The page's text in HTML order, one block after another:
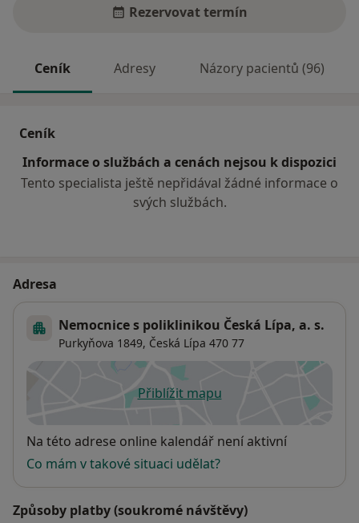
Rezervovat termín
Ceník Adresy Názory pacientů (96)
Ceník
Informace o službách a cenách nejsou k dispozici
Tento specialista ještě nepřidával žádné informace o
svých službách.
Adresa
Nemocnice s poliklinikou Česká Lípa, a. s.
Purkyňova 1849, Česká Lípa 470 77
Přiblížit mapuse otevře v nové záložce
Dostupnost
Na této adrese online kalendář není aktivní
Co mám v takové situaci udělat?
Způsoby platby (soukromé návštěvy)